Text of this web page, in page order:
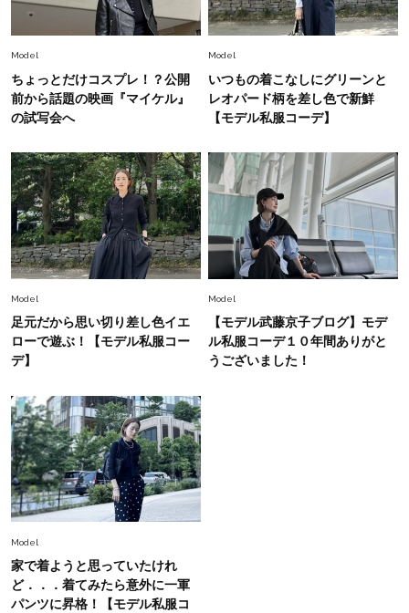
【ジェンダー連載23】
2026.8.6
26年夏の【開運アクション】は”ひと拭き”習
慣！「金運アップ→トイレ、じゃあ底上げ運
Fashion
中村ゆりさん「40代になり、やっと“仕事以外の
幸福感”に目が向いた」ライフスタイルも、服も
Fashion 2026.7.16
白黒でもこんなに華やぐ！40代、夏の「甘めト
ップス×パンツ」コーデ〈3選〉
Fashion 2026.5.29
40代の夏通勤はこれ１着！「きちんと感」も
Fashion 2026.6.26
初夏はこれさえあれば！40代は【淡色ワンピ】
で即涼しげ＆上品見え〈3選〉
旬着こなし3選。地味見え回避のコツは「バッグ
選び」！
Model
ちょっとだけコスプレ！？公開
前から話題の映画『マイケル』
の試写会へ
Model
いつもの着こなしにグリーンと
レオパード柄を差し色で新鮮
【モデル私服コーデ】
Model
足元だから思い切り差し色イエ
ローで遊ぶ！【モデル私服コー
デ】
Model
【モデル武藤京子ブログ】モデ
ル私服コーデ１０年間ありがと
うございました！
Model
家で着ようと思っていたけれ
ど．．．着てみたら意外に一軍
パンツに昇格！【モデル私服コ